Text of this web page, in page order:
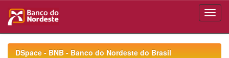
navigationDSpace - BNB - Banco do Nordeste do Brasil